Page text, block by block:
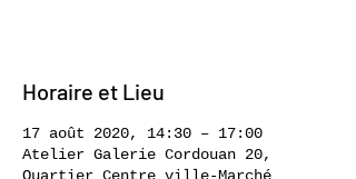
Horaire et Lieu
17 août 2020, 14:30 – 17:00
Atelier Galerie Cordouan 20,